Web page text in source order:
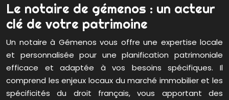
Le notaire de gémenos : un acteur
clé de votre patrimoine
Un notaire à Gémenos vous offre une expertise locale
et personnalisée pour une planification patrimoniale
efficace et adaptée à vos besoins spécifiques. Il
comprend les enjeux locaux du marché immobilier et les
spécificités du droit français, vous apportant des